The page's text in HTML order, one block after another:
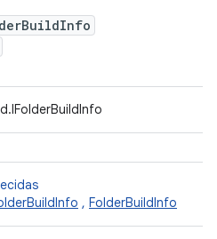
, FolderBuildInfo